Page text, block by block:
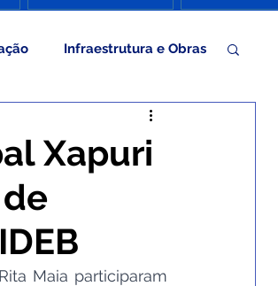
Infraestrutura e Obras
No Gabinete
Xapuri
Maia participaram